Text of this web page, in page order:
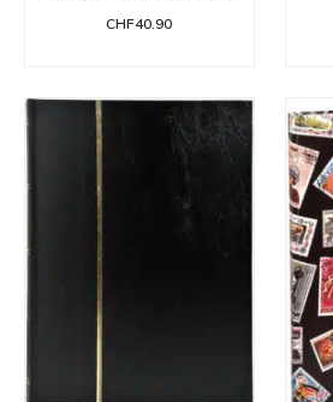
CHF40.90